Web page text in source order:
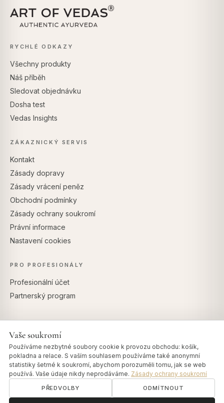
RYCHLÉ ODKAZY
Všechny produkty
Náš příběh
Sledovat objednávku
Dosha test
Vedas Insights
ZÁKAZNICKÝ SERVIS
Kontakt
Zásady dopravy
Zásady vrácení peněz
Obchodní podmínky
Zásady ochrany soukromí
Právní informace
Nastavení cookies
PRO PROFESIONÁLY
Profesionální účet
Partnerský program
Vaše soukromí
Používáme nezbytné soubory cookie k provozu obchodu: košík,
pokladna a relace. S vaším souhlasem používáme také anonymní
statistiky šetrné k soukromí, abychom porozuměli tomu, jak se web
používá. Vaše údaje nikdy neprodáváme. Zásady ochrany soukromí
PŘEDVOLBY ODMÍTNOUT